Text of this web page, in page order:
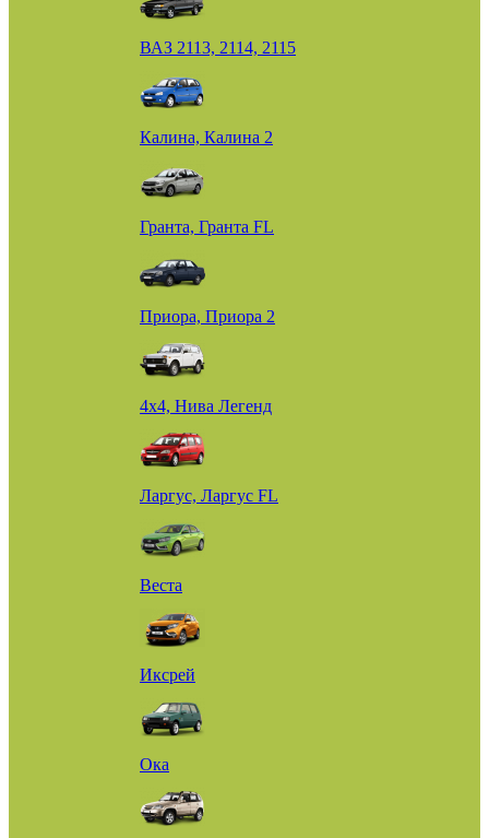
ВАЗ 2113, 2114, 2115
Калина, Калина 2
Гранта, Гранта FL
Приора, Приора 2
4х4, Нива Легенд
Ларгус, Ларгус FL
Веста
Иксрей
Ока